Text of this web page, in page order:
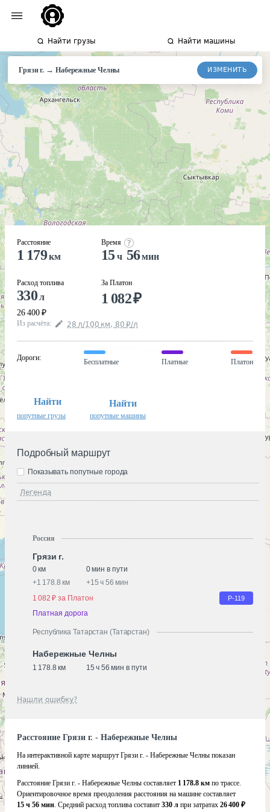
Найти грузы Найти машины
Грязи г. → Набережные Челны ИЗМЕНИТЬ
Расстояние
1 179км
Расход топлива
330л
26 400 ₽
Время
15 ч 56мин
За Платон
1 082₽
Из расчёта: 28 л/100 км, 80 ₽/л
Дороги:
Бесплатные Платные Платон
Найти
попутные грузы
Найти
попутные машины
Подробный маршрут
Легенда
Показывать попутные города
Россия
Грязи г.
0 км
0 мин в пути
+1 178.8 км +15 ч 56 мин
1 082 ₽ за Платон
Р-119
Платная дорога
Республика Татарстан (Татарстан)
Набережные Челны
1 178.8 км 15 ч 56 мин в пути
Нашли ошибку?
Расстояние Грязи г. - Набережные Челны
На интерактивной карте маршрут Грязи г. - Набережные Челны показан
линией.
Расстояние Грязи г. - Набережные Челны составляет 1 178.8 км по трассе.
Ориентировочное время преодоления расстояния на машине составляет
15 ч 56 мин. Средний расход топлива составит 330 л при затратах 26 400 ₽